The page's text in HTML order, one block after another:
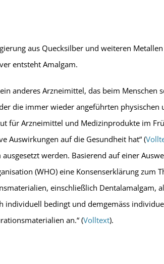
aus Quecksilber und weiteren
entsteht Amalgam.
anderes Arzneimittel, das beim Menschen
die immer wieder angeführten physischen
für Arzneimittel und Medizinprodukte im
Auswirkungen auf die Gesundheit hat“ (
werden. Basierend auf einer
(WHO) eine Konsenserklärung zum
einschließlich Dentalamalgam,
individuell bedingt und demgemäss
an.“ (Volltext).